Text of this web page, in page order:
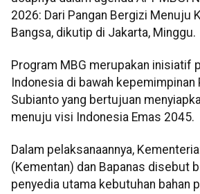
2026: Dari Pangan Bergizi Menuju
Bangsa, dikutip di Jakarta, Minggu.
Program MBG merupakan inisiatif
Indonesia di bawah
Subianto yang bertujuan
menuju visi Indonesia Emas 2045.
Dalam pelaksanaannya,
(Kementan) dan Bapanas disebut
penyedia utama kebutuhan bahan